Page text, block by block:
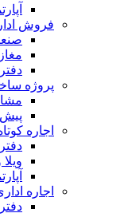
فروش
پروژه
اجاره
اجاره